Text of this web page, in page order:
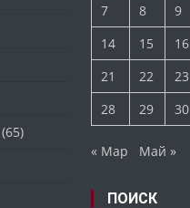
7
8 9
14
15 16
21
22 23
28
29 30
« Мар Май »
ПОИСК